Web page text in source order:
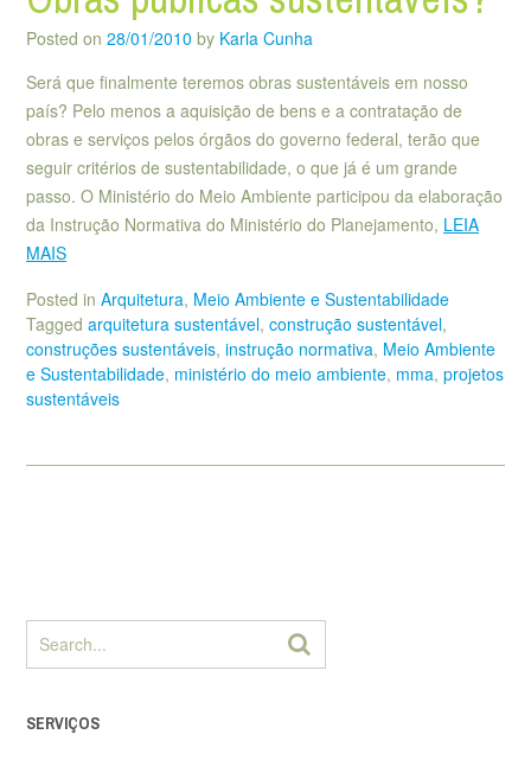
Posted on 28/01/2010 by Karla Cunha
Será que finalmente teremos obras sustentáveis em nosso
país? Pelo menos a aquisição de bens e a contratação de
obras e serviços pelos órgãos do governo federal, terão que
seguir critérios de sustentabilidade, o que já é um grande
passo. O Ministério do Meio Ambiente participou da elaboração
da Instrução Normativa do Ministério do Planejamento, LEIA
MAIS
Posted in Arquitetura, Meio Ambiente e Sustentabilidade
Tagged arquitetura sustentável, construção sustentável,
construções sustentáveis, instrução normativa, Meio Ambiente
e Sustentabilidade, ministério do meio ambiente, mma, projetos
sustentáveis
SERVIÇOS